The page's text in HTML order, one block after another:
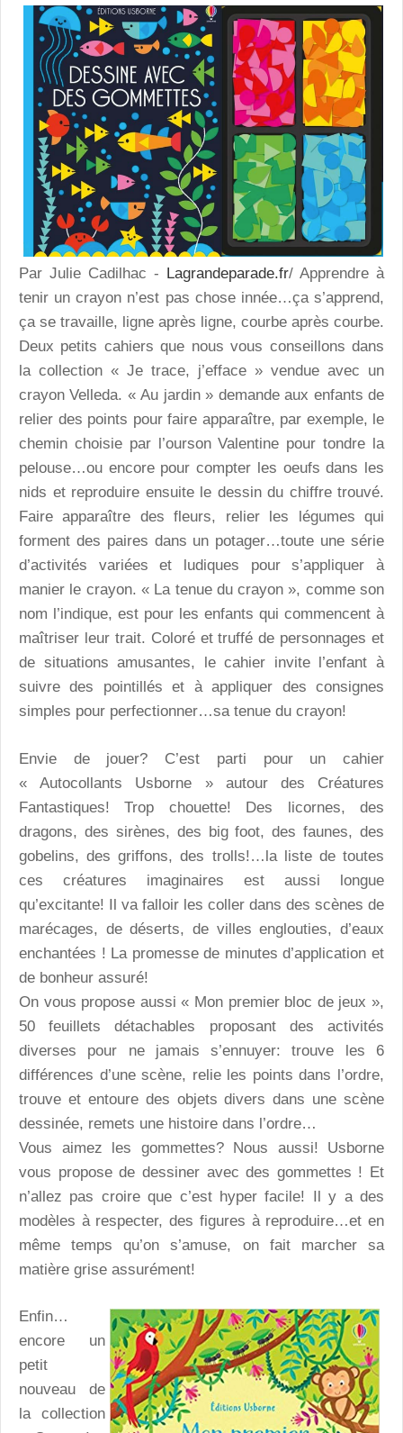
Par Julie Cadilhac - Lagrandeparade.fr/ Apprendre à
tenir un crayon n’est pas chose innée…ça s’apprend,
ça se travaille, ligne après ligne, courbe après courbe.
Deux petits cahiers que nous vous conseillons dans
la collection « Je trace, j’efface » vendue avec un
crayon Velleda. «Au jardin » demande aux enfants de
relier des points pour faire apparaître, par exemple, le
chemin choisie par l’ourson Valentine pour tondre la
pelouse…ou encore pour compter les oeufs dans les
nids et reproduire ensuite le dessin du chiffre trouvé.
Faire apparaître des fleurs, relier les légumes qui
forment des paires dans un potager…toute une série
d’activités variées et ludiques pour s’appliquer à
manier le crayon. « La tenue du crayon », comme son
nom l’indique, est pour les enfants qui commencent à
maîtriser leur trait. Coloré et truffé de personnages et
de situations amusantes, le cahier invite l’enfant à
suivre des pointillés et à appliquer des consignes
simples pour perfectionner…sa tenue du crayon!
Envie de jouer? C’est parti pour un cahier
« Autocollants Usborne » autour des Créatures
Fantastiques! Trop chouette! Des licornes, des
dragons, des sirènes, des big foot, des faunes, des
gobelins, des griffons, des trolls!…la liste de toutes
ces créatures imaginaires est aussi longue
qu’excitante! Il va falloir les coller dans des scènes de
marécages, de déserts, de villes englouties, d’eaux
enchantées ! La promesse de minutes d’application et
de bonheur assuré!
On vous propose aussi « Mon premier bloc de jeux »,
50 feuillets détachables proposant des activités
diverses pour ne jamais s’ennuyer: trouve les 6
différences d’une scène, relie les points dans l’ordre,
trouve et entoure des objets divers dans une scène
dessinée, remets une histoire dans l’ordre…
Vous aimez les gommettes?Nous aussi! Usborne
vous propose de dessiner avec des gommettes ! Et
n’allez pas croire que c’est hyper facile! Il y a des
modèles à respecter, des figures à reproduire…et en
même temps qu’on s’amuse, on fait marcher sa
matière grise assurément!
Enfin…
encore un
petit
nouveau de
la collection